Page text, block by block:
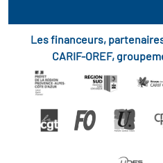
Les financeurs,
CARIF-OREF,